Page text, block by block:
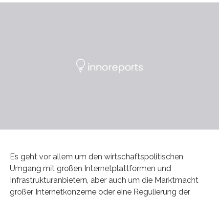
Es geht vor allem um den wirtschaftspolitischen
Umgang mit großen Internetplattformen und
Infrastrukturanbietern, aber auch um die Marktmacht
großer Internetkonzerne oder eine Regulierung der